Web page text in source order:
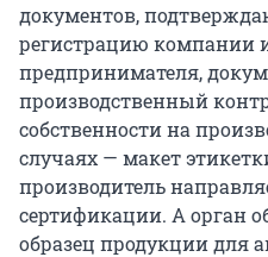
документов,
регистрацию компании
предпринимателя,
производственный
собственности на
случаях — макет
производитель
сертификации. А орган
образец продукции для